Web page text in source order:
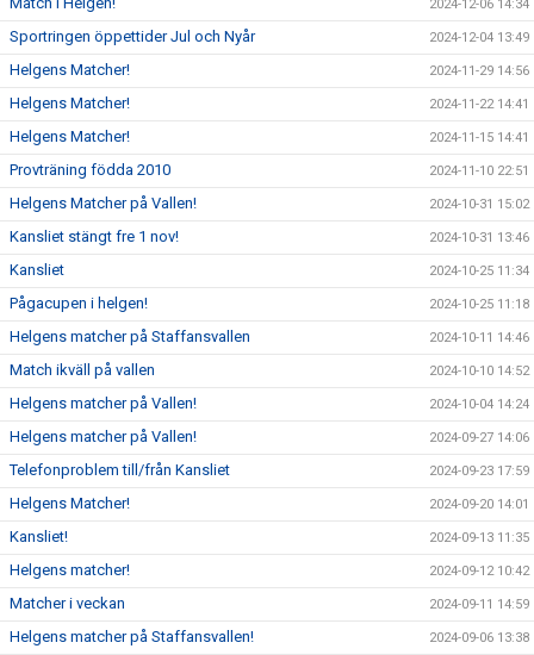
2024-12-06 14:34
Sportringen öppettider Jul och Nyår 2024-12-04 13:49
Helgens Matcher! 2024-11-29 14:56
Helgens Matcher! 2024-11-22 14:41
Helgens Matcher! 2024-11-15 14:41
Provträning födda 2010 2024-11-10 22:51
Helgens Matcher på Vallen! 2024-10-31 15:02
Kansliet stängt fre 1 nov! 2024-10-31 13:46
Kansliet 2024-10-25 11:34
Pågacupen i helgen! 2024-10-25 11:18
Helgens matcher på Staffansvallen 2024-10-11 14:46
Match ikväll på vallen 2024-10-10 14:52
Helgens matcher på Vallen! 2024-10-04 14:24
Helgens matcher på Vallen! 2024-09-27 14:06
Telefonproblem till/från Kansliet 2024-09-23 17:59
Helgens Matcher! 2024-09-20 14:01
Kansliet! 2024-09-13 11:35
Helgens matcher! 2024-09-12 10:42
Matcher i veckan 2024-09-11 14:59
Helgens matcher på Staffansvallen! 2024-09-06 13:38